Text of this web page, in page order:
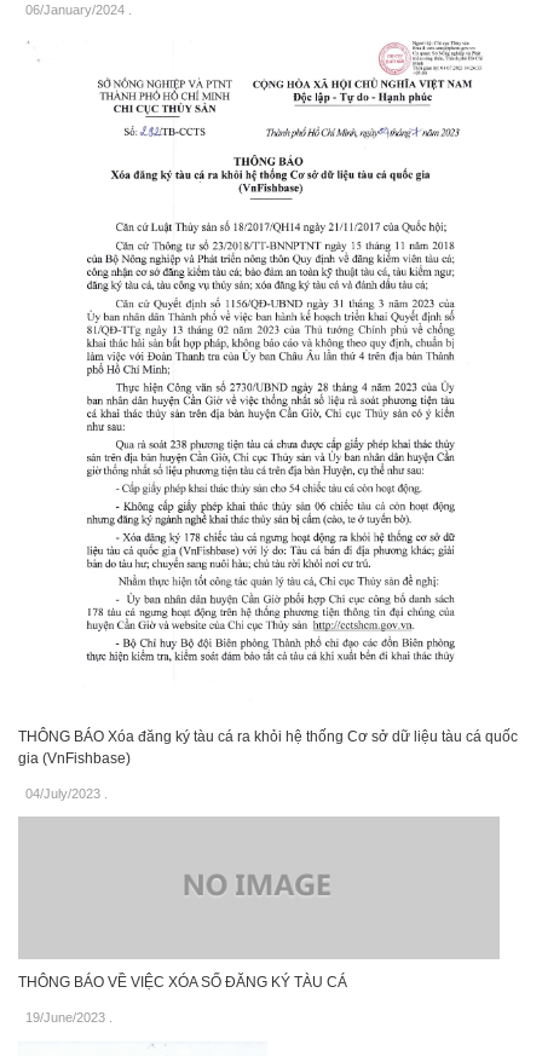
06/January/2024
THÔNG BÁO Xóa đăng ký tàu cá ra khỏi hệ thống Cơ sở dữ liệu tàu cá quốc
gia (VnFishbase)
04/July/2023
THÔNG BÁO VỀ VIỆC XÓA SỐ ĐĂNG KÝ TÀU CÁ
19/June/2023